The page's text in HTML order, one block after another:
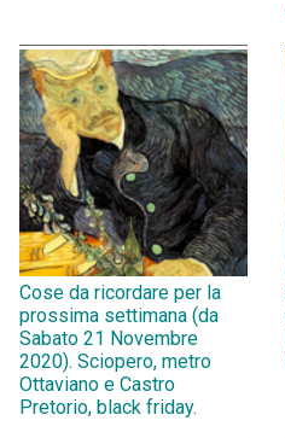
Cose da ricordare per la
prossima settimana (da
Sabato 21 Novembre
2020). Sciopero, metro
Ottaviano e Castro
Pretorio, black friday.